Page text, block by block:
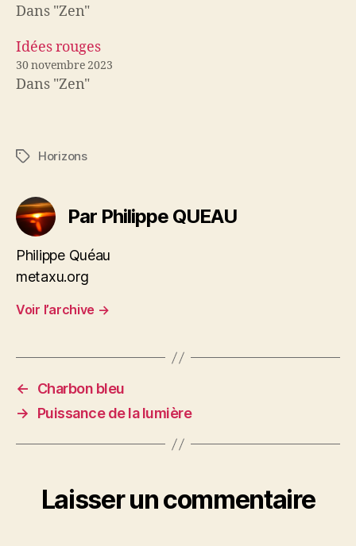
Dans "Zen"
Idées rouges
30 novembre 2023
Dans "Zen"
Étiquettes
Horizons
Par Philippe QUEAU
Philippe Quéau
metaxu.org
Voir l’archive →
←
Charbon bleu
→
Puissance de la lumière
Laisser un commentaire